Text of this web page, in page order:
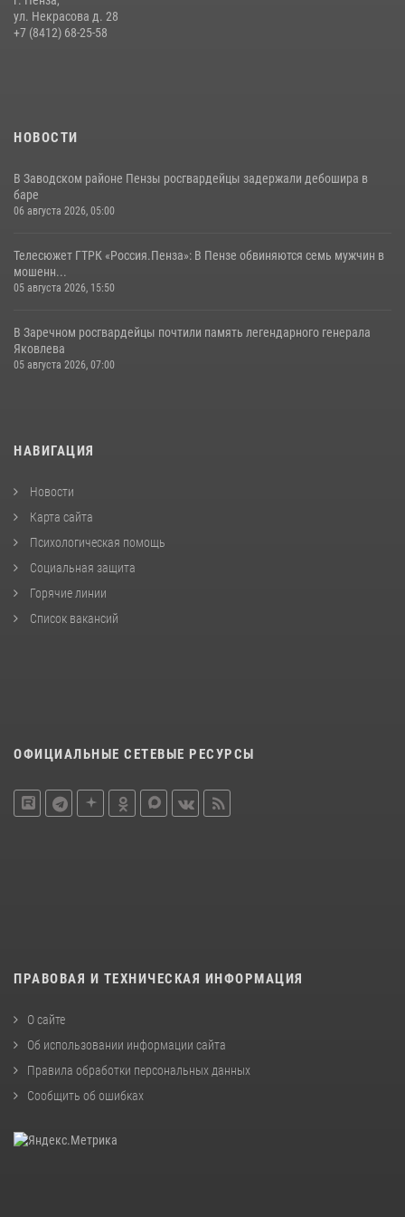
Сотрудники пензенского ОМОН «Страж» познакомили участников
ул. Некрасова д. 28
+7 (8412) 68-25-58
НОВОСТИ
В Заводском районе Пензы росгвардейцы задержали дебошира в
баре
06 августа 2026, 05:00
Телесюжет ГТРК «Россия.Пенза»: В Пензе обвиняются семь мужчин в
мошенн...
05 августа 2026, 15:50
В Заречном росгвардейцы почтили память легендарного генерала
Яковлева
05 августа 2026, 07:00
НАВИГАЦИЯ
Новости
Карта сайта
Психологическая помощь
Социальная защита
Горячие линии
Список вакансий
ОФИЦИАЛЬНЫЕ СЕТЕВЫЕ РЕСУРСЫ
ПРАВОВАЯ И ТЕХНИЧЕСКАЯ ИНФОРМАЦИЯ
О сайте
Об использовании информации сайта
Правила обработки персональных данных
Сообщить об ошибках